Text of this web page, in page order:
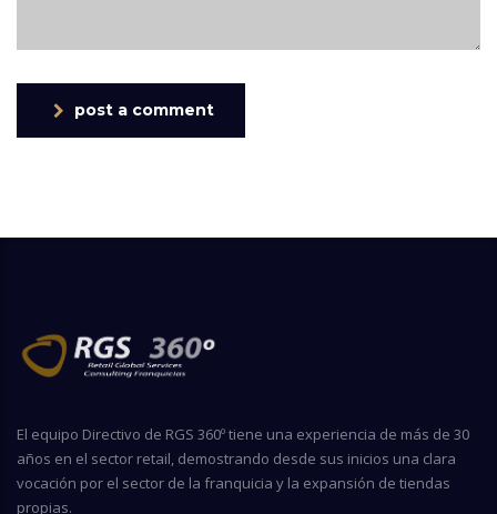
post a comment
El equipo Directivo de RGS 360º tiene una experiencia de más de 30
años en el sector retail, demostrando desde sus inicios una clara
vocación por el sector de la franquicia y la expansión de tiendas
propias.